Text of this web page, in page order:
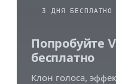
3 ДНЯ БЕСПЛАТНО
Попробуйте
бесплатно
Клон голоса,